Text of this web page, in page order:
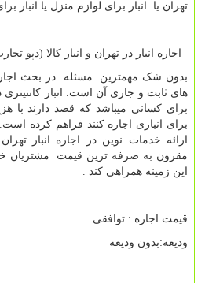
تهران یا انبار برای لوازم منزل یا انبار
اجاره انبار در تهران و انبار کالا (دپو
بدون شک مهمترین مسئله در بحث اجاره
های ثابت و جاری آن است. انبار
برای کسانی میباشد که قصد دارند با
برای انباری اجاره کنند فراهم کرده
ارائه خدمات نوین در اجاره انبار
مقرون به صرفه ترین قیمت مشتریان
این زمینه همراهی کند .
قیمت اجاره : توافقی
ودیعه:بدون ودیعه